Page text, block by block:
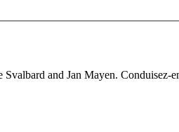
and Jan Mayen.